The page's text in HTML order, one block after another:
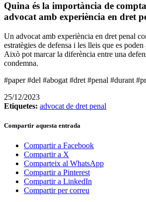
Quina és la importància de
advocat amb experiència en dret
Un advocat amb experiència en dret penal
estratègies de defensa i les lleis que es
Això pot marcar la diferència entre una
condemna.
#paper #del #abogat #dret #penal #durant
25/12/2023
Etiquetes: advocat de dret penal
Compartir aquesta entrada
Compartir a Facebook
Compartir a X
Comparteix al WhatsApp
Compartir a Pinterest
Compartir a LinkedIn
Compartir per correu